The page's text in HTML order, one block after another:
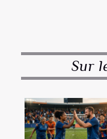
Sur